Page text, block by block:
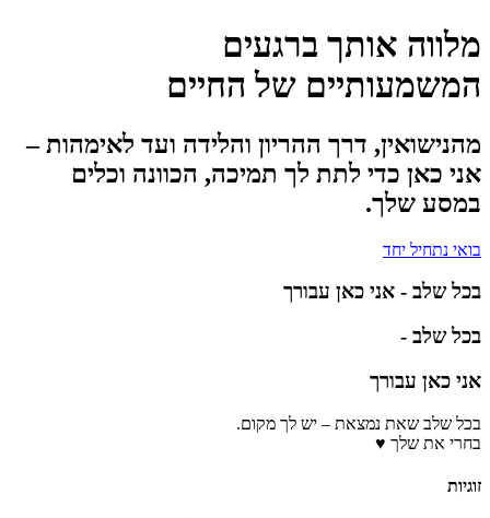
מלווה אותך ברגעים
המשמעותיים של החיים
מהנישואין, דרך ההריון והלידה ועד לאימהות –
אני כאן כדי לתת לך תמיכה, הכוונה וכלים
במסע שלך.
בואי נתחיל יחד
בכל שלב - אני כאן עבורך
בכל שלב -
אני כאן עבורך
בכל שלב שאת נמצאת – יש לך מקום.
בחרי את שלך ♥️
זוגיות